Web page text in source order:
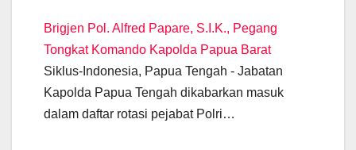
Brigjen Pol. Alfred Papare, S.I.K., Pegang
Tongkat Komando Kapolda Papua Barat
Siklus-Indonesia, Papua Tengah - Jabatan
Kapolda Papua Tengah dikabarkan masuk
dalam daftar rotasi pejabat Polri…